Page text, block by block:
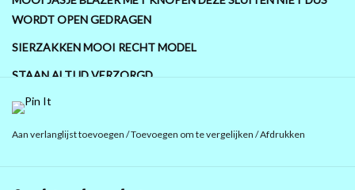
WORDT OPEN GEDRAGEN
SIERZAKKEN MOOI RECHT MODEL
STAAN ALTIJD VERZORGD
30 GRADEN IN MACHINE EN OPHANGEN
Aan verlanglijst toevoegen /Toevoegen om te vergelijken /Afdrukken